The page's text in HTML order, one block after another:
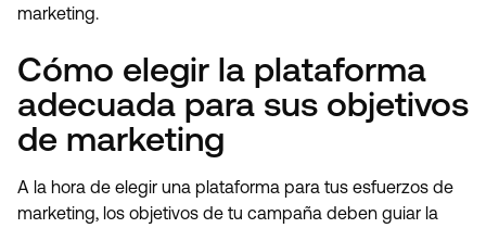
marketing.
Cómo elegir la plataforma
adecuada para sus objetivos
de marketing
A la hora de elegir una plataforma para tus esfuerzos de
marketing, los objetivos de tu campaña deben guiar la